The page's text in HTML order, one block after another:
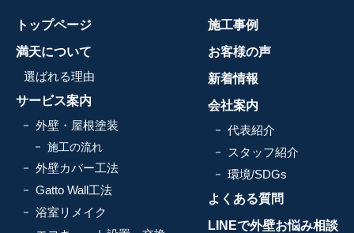
トップページ
満天について
選ばれる理由
サービス案内
外壁・屋根塗装
施工の流れ
外壁カバー工法
Gatto Wall工法
浴室リメイク
施工事例
お客様の声
新着情報
会社案内
代表紹介
スタッフ紹介
環境/SDGs
よくある質問
LINEで外壁お悩み相談